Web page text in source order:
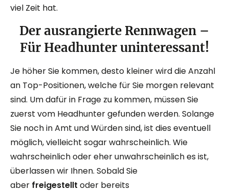
viel Zeit hat.
Der ausrangierte Rennwagen –
Für Headhunter uninteressant!
Je höher Sie kommen, desto kleiner wird die Anzahl
an Top-Positionen, welche für Sie morgen relevant
sind. Um dafür in Frage zu kommen, müssen Sie
zuerst vom Headhunter gefunden werden. Solange
Sie noch in Amt und Würden sind, ist dies eventuell
möglich, vielleicht sogar wahrscheinlich. Wie
wahrscheinlich oder eher unwahrscheinlich es ist,
überlassen wir Ihnen. Sobald Sie
aber freigestellt oder bereits